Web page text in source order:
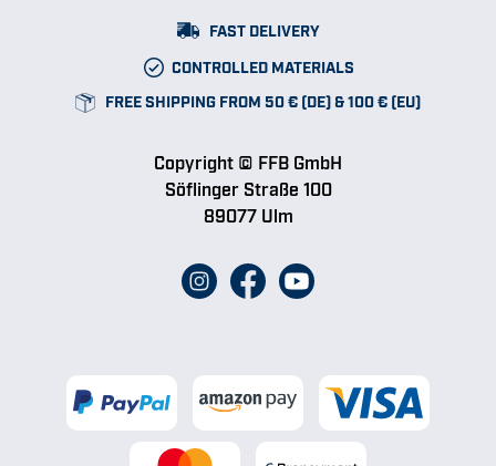
FAST DELIVERY
CONTROLLED MATERIALS
FREE SHIPPING FROM 50 € (DE) & 100 € (EU)
Copyright © FFB GmbH
Söflinger Straße 100
89077 Ulm